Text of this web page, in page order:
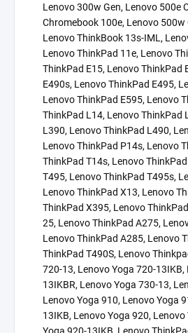
Lenovo 300w Gen, Lenovo 500e
Chromebook 100e, Lenovo 500w
Lenovo ThinkBook 13s-IML,
Lenovo ThinkPad 11e, Lenovo
ThinkPad E15, Lenovo ThinkPad
E490s, Lenovo ThinkPad E495,
Lenovo ThinkPad E595, Lenovo
ThinkPad L14, Lenovo ThinkPad
L390, Lenovo ThinkPad L490,
Lenovo ThinkPad P14s, Lenovo
ThinkPad T14s, Lenovo
T495, Lenovo ThinkPad T495s,
Lenovo ThinkPad X13, Lenovo
ThinkPad X395, Lenovo
25, Lenovo ThinkPad A275,
Lenovo ThinkPad A285, Lenovo
ThinkPad T490S, Lenovo
720-13, Lenovo Yoga 720-13IKB,
13IKBR, Lenovo Yoga 730-13,
Lenovo Yoga 910, Lenovo Yoga
13IKB, Lenovo Yoga 920,